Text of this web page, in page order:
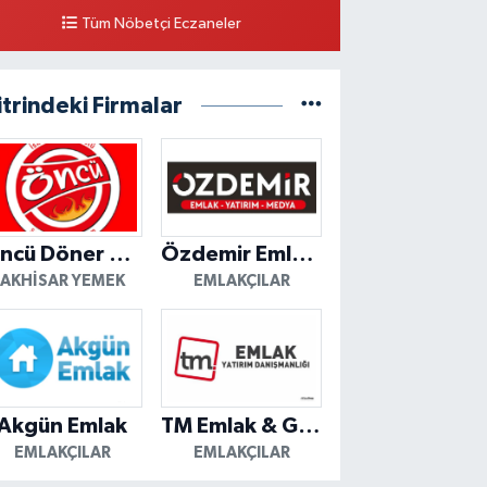
Tüm Nöbetçi Eczaneler
Firmalar
Öncü Döner Akhisar
AKHISAR YEMEK
Özdemir Emlak Yatırım
EMLAKÇILAR
Emlak
EMLAKÇILAR
TM Emlak & Gayrimenkul
EMLAKÇILAR